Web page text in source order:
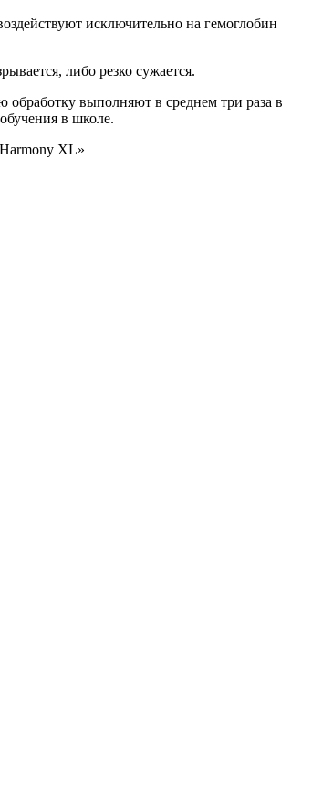
исключительно на гемоглобин
либо резко сужается.
выполняют в среднем три раза в
в школе.
XL»